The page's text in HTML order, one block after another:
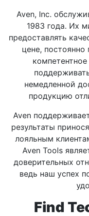
Aven, Inc.
1983 года. Их
предоставлять
цене, постоянно
немедленной
продукцию
Aven
результаты
лояльным
Aven Tools
доверительных
ведь наш успех
Find